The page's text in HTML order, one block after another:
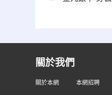
關於我們
關於本網 本網招聘